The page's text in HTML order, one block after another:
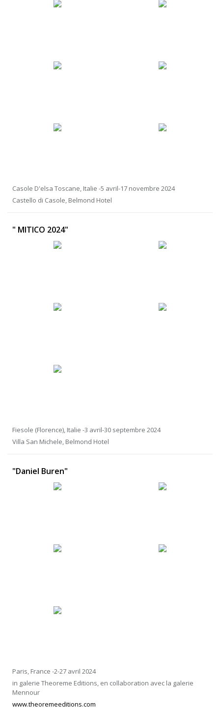
Casole D'elsa Toscane, Italie -5 avril-17 novembre 2024
Castello di Casole, Belmond Hotel
" MITICO 2024"
Fiesole (Florence), Italie -3 avril-30 septembre 2024
Villa San Michele, Belmond Hotel
"Daniel Buren"
Paris, France -2-27 avril 2024
in galerie Theoreme Editions, en collaboration avec la galerie
Mennour
www.theoremeeditions.com